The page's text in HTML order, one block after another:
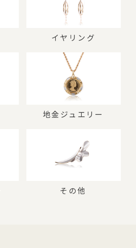
イヤリング
地金ジュエリー
その他